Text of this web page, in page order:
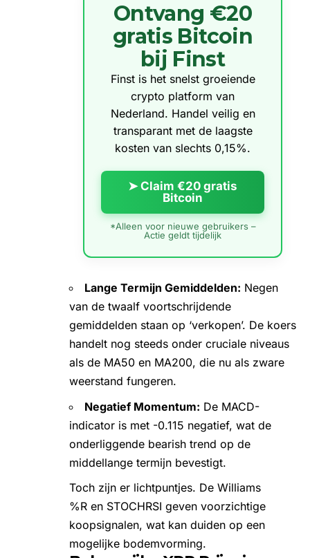
Ontvang €20
gratis Bitcoin
bij Finst
Finst is het snelst groeiende
crypto platform van
Nederland. Handel veilig en
transparant met de laagste
kosten van slechts 0,15%.
➤ Claim €20 gratis
Bitcoin
*Alleen voor nieuwe gebruikers –
Actie geldt tijdelijk
Lange Termijn Gemiddelden: Negen
van de twaalf voortschrijdende
gemiddelden staan op ‘verkopen’. De koers
handelt nog steeds onder cruciale niveaus
als de MA50 en MA200, die nu als zware
weerstand fungeren.
Negatief Momentum: De MACD-
indicator is met -0.115 negatief, wat de
onderliggende bearish trend op de
middellange termijn bevestigt.
Toch zijn er lichtpuntjes. De Williams
%R en STOCHRSI geven voorzichtige
koopsignalen, wat kan duiden op een
mogelijke bodemvorming.